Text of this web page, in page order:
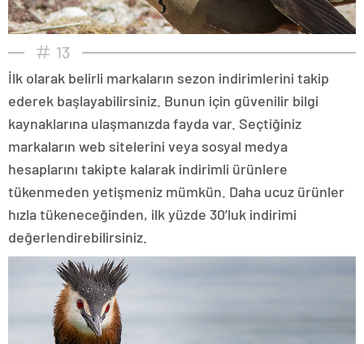
13
İlk olarak belirli markaların sezon indirimlerini takip
ederek başlayabilirsiniz. Bunun için güvenilir bilgi
kaynaklarına ulaşmanızda fayda var. Seçtiğiniz
markaların web sitelerini veya sosyal medya
hesaplarını takipte kalarak indirimli ürünlere
tükenmeden yetişmeniz mümkün. Daha ucuz ürünler
hızla tükeneceğinden, ilk yüzde 30’luk indirimi
değerlendirebilirsiniz.